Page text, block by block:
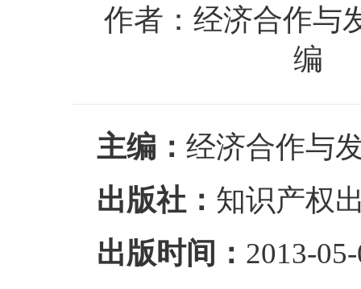
作者：经济合作与
编
主编： 经济合作与
出版社： 知识产权
出版时间： 2013-